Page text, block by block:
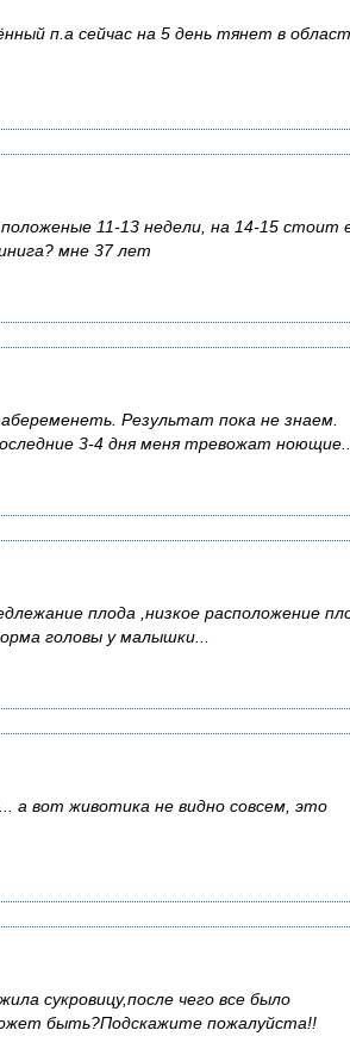
п.а сейчас на 5 день тянет в
11-13 недели, на 14-15 стоит
мне 37 лет
Результат пока не знаем.
3-4 дня меня тревожат
плода ,низкое расположение
головы у малышки...
а вот животика не видно совсем, это
сукровицу,после чего все было
быть?Подскажите пожалуйста!!